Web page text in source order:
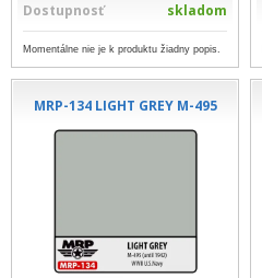
Dostupnosť skladom
Momentálne nie je k produktu žiadny popis.
MRP-134 LIGHT GREY M-495